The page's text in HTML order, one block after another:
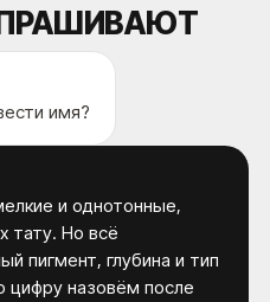
имя?
и однотонные,
тату. Но всё
пигмент, глубина и тип
цифру назовём после